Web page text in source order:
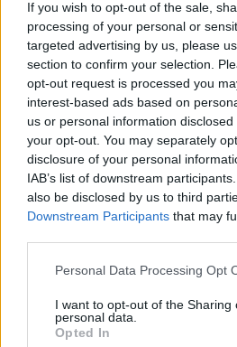
If you wish to opt-out of the sale,
processing of your personal or
targeted advertising by us, please
section to confirm your selection.
opt-out request is processed you
interest-based ads based on
us or personal information
your opt-out. You may separately
disclosure of your personal
IAB’s list of downstream
also be disclosed by us to third
Downstream Participants that may
Personal Data Processing Opt
I want to opt-out of the Sharing
personal data.
Opted In
Λέων ΙΔ’ χρησιμοποιεί την ΤΝ ως
καταγγείλει την ανισότητα, τον
δημοκρατίας και τη συγκέντρωση
Διεθνή